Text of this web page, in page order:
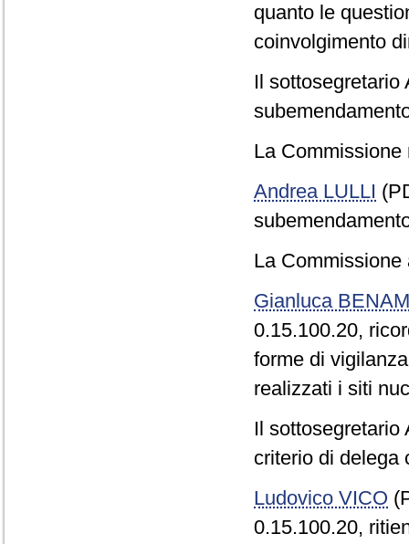
quanto le
coinvolgimento
Il sottosegretario
La
Andrea LULLI
La
Gianluca
0.15.100.20,
forme di
realizzati i siti
Il sottosegretario
criterio di delega
Ludovico VICO
0.15.100.20,